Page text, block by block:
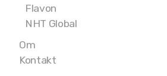
Flavon
NHT Global
Om
Kontakt